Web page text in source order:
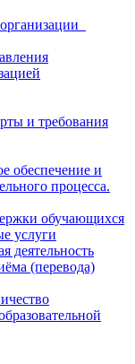
и требования
обеспечение и
процесса.
обучающихся
услуги
деятельность
(перевода)